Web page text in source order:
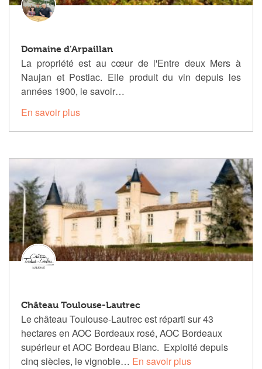
Domaine d’Arpaillan
La propriété est au cœur de l'Entre deux Mers à
Naujan et Postiac. Elle produit du vin depuis les
années 1900, le savoir…
En savoir plus
Château Toulouse-Lautrec
Le château Toulouse-Lautrec est réparti sur 43
hectares en AOC Bordeaux rosé, AOC Bordeaux
supérieur et AOC Bordeau Blanc. Exploité depuis
cinq siècles, le vignoble… En savoir plus